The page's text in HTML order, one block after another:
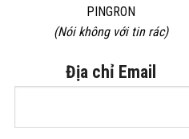
PINGRON
(Nói không với tin rác)
Địa chỉ Email